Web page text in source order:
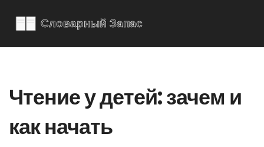
Чтение у детей: зачем и
как начать